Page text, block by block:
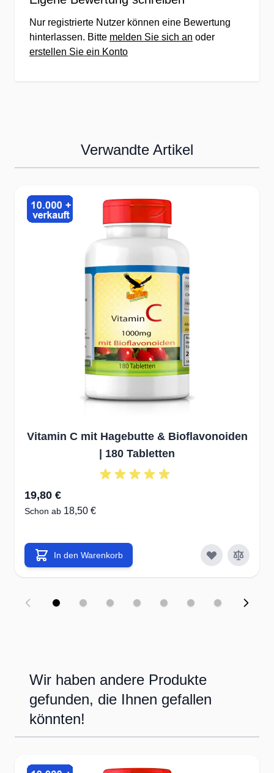
✔konsequenter Verzicht auf Zucker &
Fructose in allen Produkten zugunsten
von antkariogenem Birkenzucker Xylit
gentechnikfreien Zutaten &
Nur registrierte Nutzer können eine Bewertung
hinterlassen. Bitte melden Sie sich an oder
erstellen Sie ein Konto
Verwandte Artikel
Vitamin C mit Hagebutte & Bioflavonoiden
| 180 Tabletten
19,80 €
Schon ab 18,50 €
In den Warenkorb
Wir haben andere Produkte
gefunden, die Ihnen gefallen
könnten!